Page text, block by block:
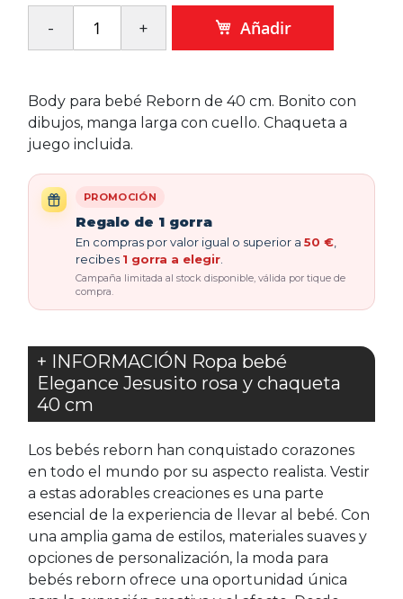
Añadir
Body para bebé Reborn de 40 cm. Bonito con
dibujos, manga larga con cuello. Chaqueta a
juego incluida.
PROMOCIÓN
Regalo de 1 gorra
En compras por valor igual o superior a 50 €
recibes 1 gorra a elegir
Campaña limitada al stock disponible, válida por tique de
compra.
+ INFORMACIÓN Ropa bebé
Elegance Jesusito rosa y chaqueta
40 cm
Los bebés reborn han conquistado corazones
en todo el mundo por su aspecto realista. Vestir
a estas adorables creaciones es una parte
esencial de la experiencia de llevar al bebé. Con
una amplia gama de estilos, materiales suaves y
opciones de personalización, la moda para
bebés reborn ofrece una oportunidad única